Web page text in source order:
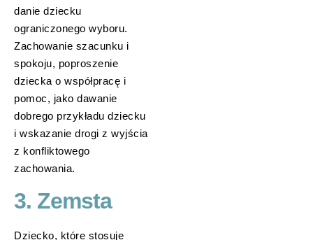
danie dziecku
ograniczonego wyboru.
Zachowanie szacunku i
spokoju, poproszenie
dziecka o współpracę i
pomoc, jako dawanie
dobrego przykładu dziecku
i wskazanie drogi z wyjścia
z konfliktowego
zachowania.
3. Zemsta
Dziecko, które stosuje